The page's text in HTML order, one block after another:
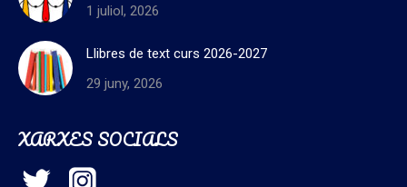
1 juliol, 2026
Llibres de text curs 2026-2027
29 juny, 2026
XARXES SOCIALS